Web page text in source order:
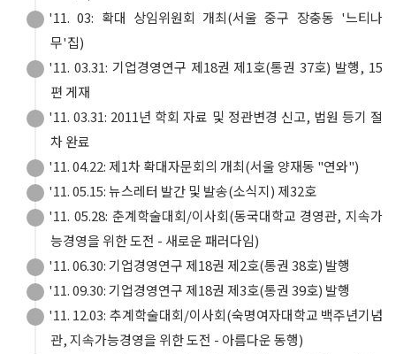
'11. 03: 확대 상임위원회 개최(서울 중구 장충동 '느티나
무'집)
'11. 03.31: 기업경영연구 제18권 제1호(통권 37호) 발행, 15
편 게재
'11. 03.31: 2011년 학회 자료 및 정관변경 신고, 법원 등기 절
차 완료
'11. 04.22: 제1차 확대자문회의 개최(서울 양재동 "연와")
'11. 05.15: 뉴스레터 발간 및 발송(소식지) 제32호
'11. 05.28: 춘계학술대회/이사회(동국대학교 경영관, 지속가
능경영을 위한 도전 - 새로운 패러다임)
'11. 06.30: 기업경영연구 제18권 제2호(통권 38호) 발행
'11. 09.30: 기업경영연구 제18권 제3호(통권 39호) 발행
'11. 12.03: 추계학술대회/이사회(숙명여자대학교 백주년기념
관, 지속가능경영을 위한 도전 - 아름다운 동행)